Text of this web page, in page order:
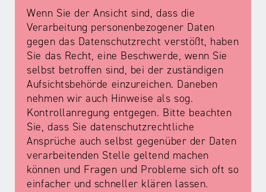
Wenn Sie der Ansicht sind, dass die
Verarbeitung personenbezogener Daten
gegen das Datenschutzrecht verstößt, haben
Sie das Recht, eine Beschwerde, wenn Sie
selbst betroffen sind, bei der zuständigen
Aufsichtsbehörde einzureichen. Daneben
nehmen wir auch Hinweise als sog.
Kontrollanregung entgegen. Bitte beachten
Sie, dass Sie datenschutzrechtliche
Ansprüche auch selbst gegenüber der Daten
verarbeitenden Stelle geltend machen
können und Fragen und Probleme sich oft so
einfacher und schneller klären lassen.